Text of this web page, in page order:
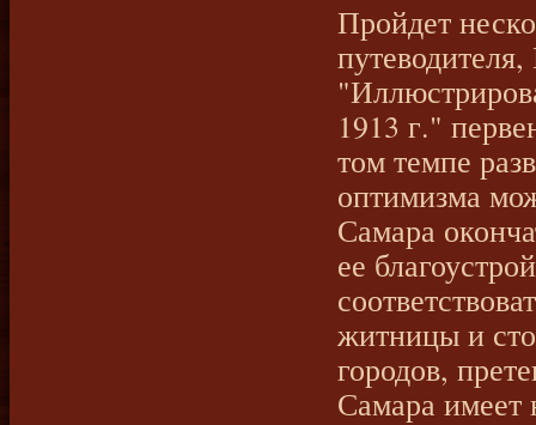
Пройдет
1913 г."
том темпе
оптимизма
Самара
ее
житницы и
городов,
Самара имеет